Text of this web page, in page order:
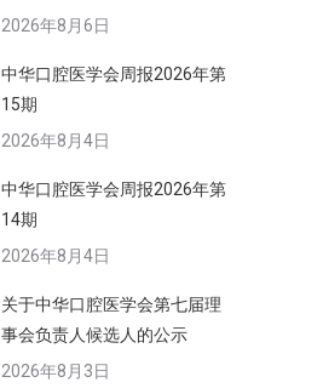
2026年8月6日
中华口腔医学会周报2026年第
15期
2026年8月4日
中华口腔医学会周报2026年第
14期
2026年8月4日
关于中华口腔医学会第七届理
事会负责人候选人的公示
2026年8月3日